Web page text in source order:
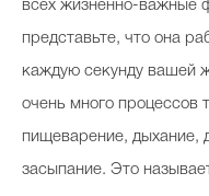
всех жизненно-важные
представьте, что она
каждую секунду вашей
очень много процессов
пищеварение, дыхание,
засыпание. Это